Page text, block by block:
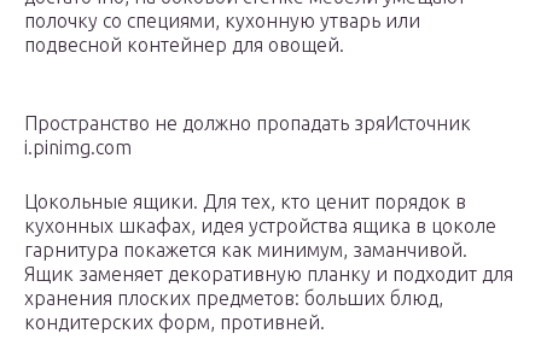
полочку со специями, кухонную утварь или
подвесной контейнер для овощей.
Пространство не должно пропадать зряИсточник
i.pinimg.com
Цокольные ящики. Для тех, кто ценит порядок в
кухонных шкафах, идея устройства ящика в цоколе
гарнитура покажется как минимум, заманчивой.
Ящик заменяет декоративную планку и подходит для
хранения плоских предметов: больших блюд,
кондитерских форм, противней.